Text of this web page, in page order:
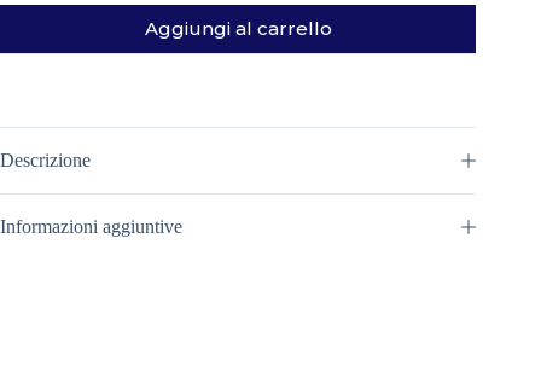
Aggiungi al carrello
Descrizione
Informazioni aggiuntive